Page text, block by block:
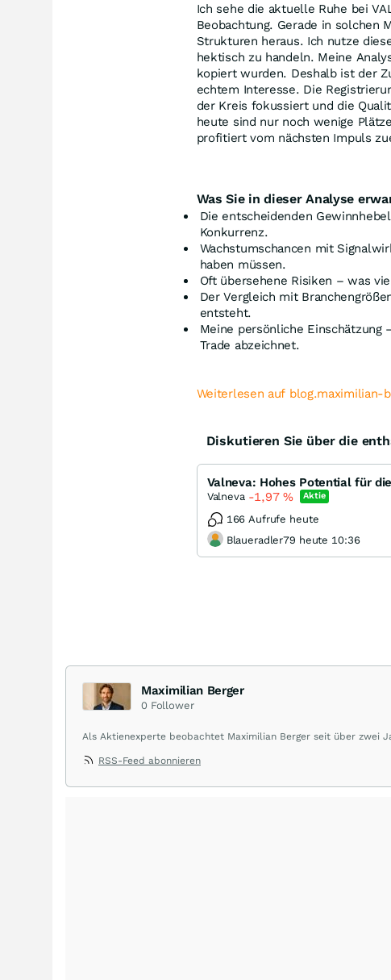
Ich sehe die aktuelle Ruhe bei
Beobachtung. Gerade in
Strukturen heraus. Ich nutze
hektisch zu handeln. Meine
kopiert wurden. Deshalb ist der
echtem Interesse. Die
der Kreis fokussiert und die
heute sind nur noch wenige
profitiert vom nächsten Impuls
Was Sie in dieser Analyse
Die entscheidenden
Konkurrenz.
Wachstumschancen mit
haben müssen.
Oft übersehene Risiken – was
Der Vergleich mit
entsteht.
Meine persönliche
Trade abzeichnet.
Weiterlesen auf blog.maximilian-
Diskutieren Sie über die
Valneva: Hohes Potential für
Valneva -1,97 % Aktie
166 Aufrufe heute
Blaueradler79 heute 10:36
Maximilian Berger
0 Follower
Als Aktienexperte beobachtet Maximilian Berger seit über zwei
RSS-Feed abonnieren